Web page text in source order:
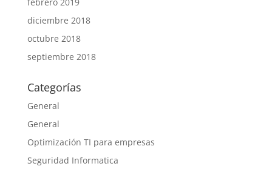
diciembre 2018
octubre 2018
septiembre 2018
Categorías
General
General
Optimización TI para empresas
Seguridad Informatica